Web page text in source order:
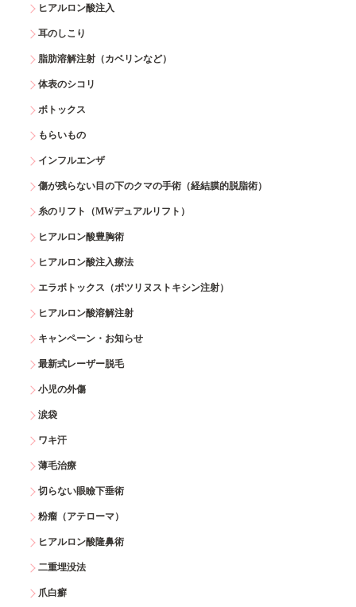
ヒアルロン酸注入
耳のしこり
脂肪溶解注射（カベリンなど）
体表のシコリ
ボトックス
もらいもの
インフルエンザ
傷が残らない目の下のクマの手術（経結膜的脱脂術）
糸のリフト（MWデュアルリフト）
ヒアルロン酸豊胸術
ヒアルロン酸注入療法
エラボトックス（ボツリヌストキシン注射）
ヒアルロン酸溶解注射
キャンペーン・お知らせ
最新式レーザー脱毛
小児の外傷
涙袋
ワキ汗
薄毛治療
切らない眼瞼下垂術
粉瘤（アテローマ）
ヒアルロン酸隆鼻術
二重埋没法
爪白癬